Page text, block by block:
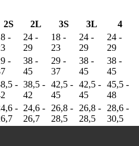
2S 2L 3S 3L
4
-
24 -
29
18 -
23
24 -
29
24 -
29
-
38 -
45
29 -
37
38 -
45
38 -
45
- 38,5 -
42
42,5 -
45
42,5 -
45
45,5 -
48
- 24,6 -
26,7
26,8 -
28,5
26,8 -
28,5
28,6 -
30,5